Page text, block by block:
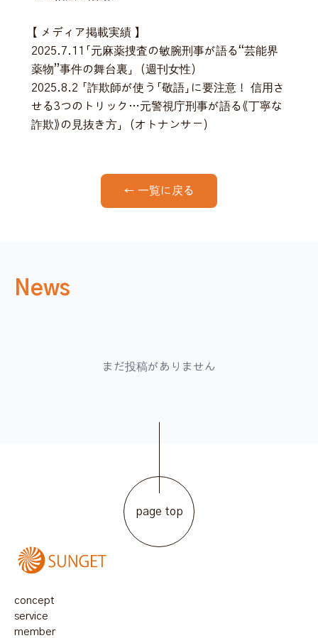
【 メディア掲載実績 】
2025.7.11「元⿇薬捜査の敏腕刑事が語る“芸能界
薬物”事件の舞台裏」（週刊⼥性）
2025.8.2 「詐欺師が使う「敬語」に要注意！ 信⽤さ
せる3つのトリック…元警視庁刑事が語る《丁寧な
詐欺》の⾒抜き⽅」（オトナンサー）
← 一覧に戻る
News
まだ投稿がありません
page top
concept
service
member